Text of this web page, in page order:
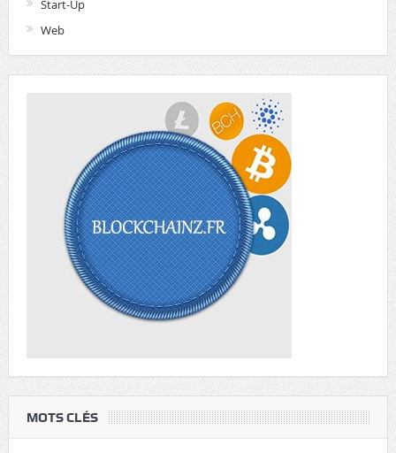
Start-Up
Web
MOTS CLÉS